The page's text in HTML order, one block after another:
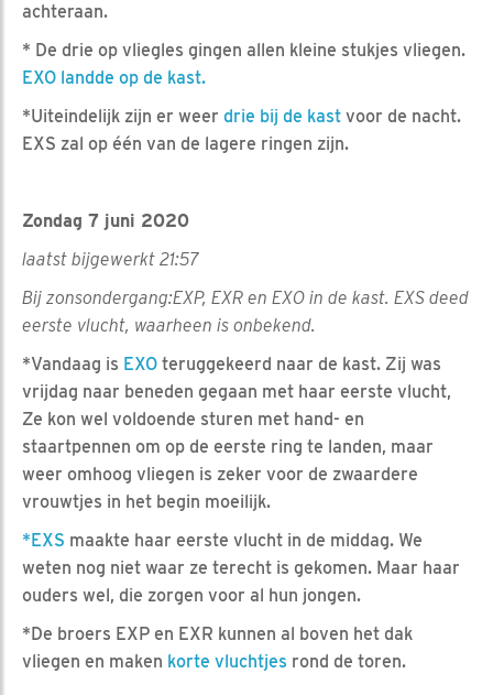
achteraan.
* De drie op vliegles gingen allen kleine stukjes vliegen.
EXO landde op de kast.
*Uiteindelijk zijn er weer drie bij de kast voor de nacht.
EXS zal op één van de lagere ringen zijn.
Zondag 7 juni 2020
laatst bijgewerkt 21:57
Bij zonsondergang:EXP, EXR en EXO in de kast. EXS deed
eerste vlucht, waarheen is onbekend.
*Vandaag is EXO teruggekeerd naar de kast. Zij was
vrijdag naar beneden gegaan met haar eerste vlucht,
Ze kon wel voldoende sturen met hand- en
staartpennen om op de eerste ring te landen, maar
weer omhoog vliegen is zeker voor de zwaardere
vrouwtjes in het begin moeilijk.
*EXS maakte haar eerste vlucht in de middag. We
weten nog niet waar ze terecht is gekomen. Maar haar
ouders wel, die zorgen voor al hun jongen.
*De broers EXP en EXR kunnen al boven het dak
vliegen en maken korte vluchtjes rond de toren.